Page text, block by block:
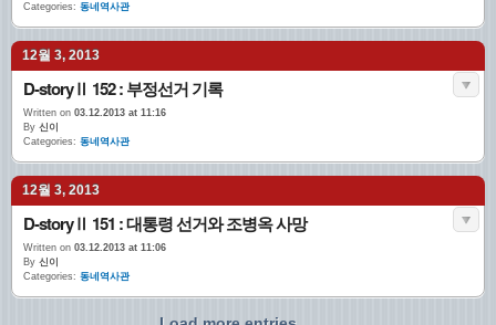
Categories: 동네역사관
12월 3, 2013
D-storyⅡ 152 : 부정선거 기록
Written on 03.12.2013 at 11:16
By 신이
Categories: 동네역사관
12월 3, 2013
D-storyⅡ 151 : 대통령 선거와 조병옥 사망
Written on 03.12.2013 at 11:06
By 신이
Categories: 동네역사관